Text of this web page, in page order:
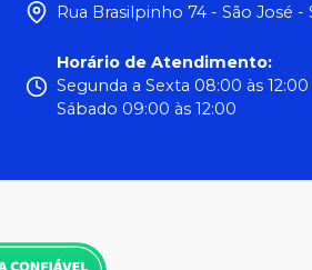
Rua Brasilpinho 74 - São José -
Horário de Atendimento:
Segunda a Sexta 08:00 às 12:00
Sábado 09:00 às 12:00